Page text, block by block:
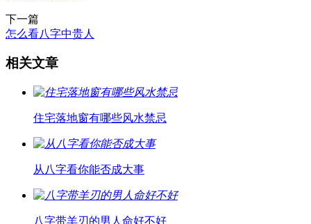
下一篇
怎么看八字中贵人
相关文章
住宅落地窗有哪些风水禁忌
从八字看你能否成大事
八字带羊刃的男人命好不好